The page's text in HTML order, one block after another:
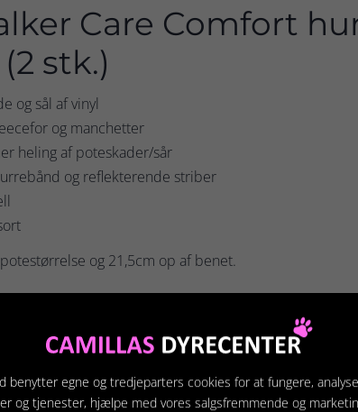
Care Comfort
stk.)
og sål af vinyl
og manchetter
heling af poteskader/sår
og reflekterende striber
og 21,5cm op af benet.
produkter
benytter egne og tredjeparters cookies for at fungere,
og tjenester, hjælpe med vores salgsfremmende og